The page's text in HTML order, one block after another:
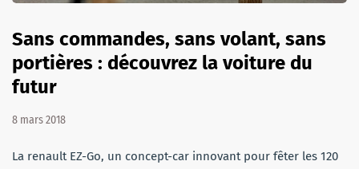
Sans commandes, sans volant, sans
portières : découvrez la voiture du
futur
8 mars 2018
La renault EZ-Go, un concept-car innovant pour fêter les 120